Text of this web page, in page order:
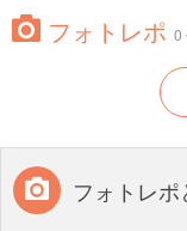
フォトレポ 0
フォトレポ